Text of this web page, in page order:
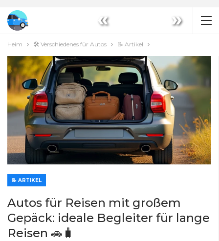
« »
Heim 🛠️ Verschiedenes für Autos 📝 Artikel
📝 ARTIKEL
Autos für Reisen mit großem
Gepäck: ideale Begleiter für lange
Reisen 🚗🧳